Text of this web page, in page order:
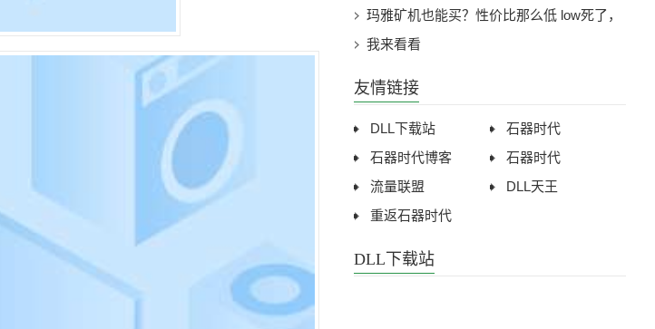
入成本太高，会不会亏损，想买台便宜的试
试
玛雅矿机也能买？性价比那么低 low死了，
有没有别的矿机推荐一波
我来看看
友情链接
DLL下载站
石器时代
石器时代博客
石器时代
流量联盟
DLL天王
重返石器时代
DLL下载站